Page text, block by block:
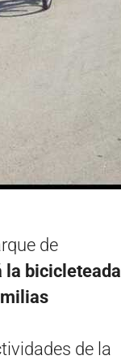
de
la bicicleteada
de la